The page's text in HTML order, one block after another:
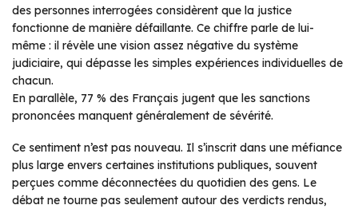
des personnes interrogées considèrent que la justice
fonctionne de manière défaillante. Ce chiffre parle de lui-
même : il révèle une vision assez négative du système
judiciaire, qui dépasse les simples expériences individuelles de
chacun.
En parallèle, 77 % des Français jugent que les sanctions
prononcées manquent généralement de sévérité.
Ce sentiment n’est pas nouveau. Il s’inscrit dans une méfiance
plus large envers certaines institutions publiques, souvent
perçues comme déconnectées du quotidien des gens. Le
débat ne tourne pas seulement autour des verdicts rendus,